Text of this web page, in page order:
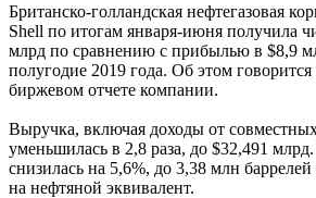
Британско-голландская нефтегазовая
Shell по итогам января-июня получила
млрд по сравнению с прибылью в $8,9
полугодие 2019 года. Об этом
биржевом отчете компании.
Выручка, включая доходы от
уменьшилась в 2,8 раза, до $32,491
снизилась на 5,6%, до 3,38 млн баррелей
на нефтяной эквивалент.